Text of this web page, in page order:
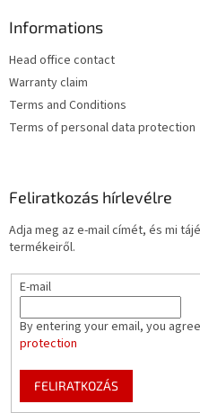
Informations
Head office contact
Warranty claim
Terms and Conditions
Terms of personal data protection
Feliratkozás hírlevélre
Adja meg az e-mail címét, és mi
termékeiről.
E-mail
By entering your email, you
protection
FELIRATKOZÁS